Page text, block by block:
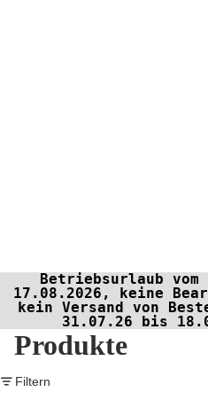
Betriebsurlaub
17.08.2026, keine
kein Versand von
31.07.26 bis
Produkte
Filtern